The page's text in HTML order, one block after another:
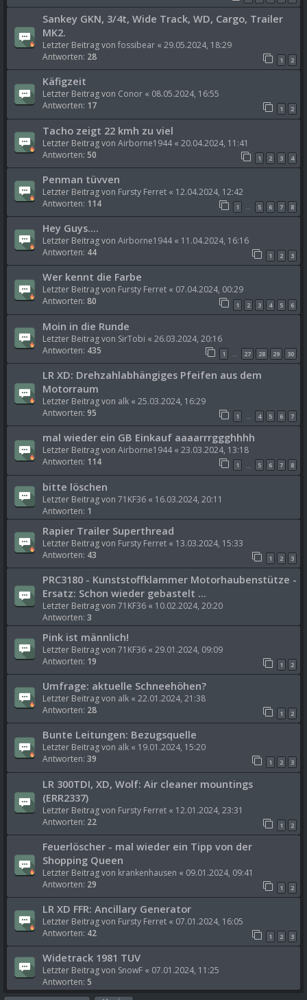
Sankey GKN, 3/4t, Wide Track, WD, Cargo, Trailer
MK2.
Letzter Beitrag von fossibear « 29.05.2024, 18:29
Antworten: 28 1 2
Käfigzeit
Letzter Beitrag von Conor « 08.05.2024, 16:55
Antworten: 17 1 2
Tacho zeigt 22 kmh zu viel
Letzter Beitrag von Airborne1944 « 20.04.2024, 11:41
Antworten: 50 1 2 3 4
Penman tüvven
Letzter Beitrag von Fursty Ferret « 12.04.2024, 12:42
Antworten: 114 1 … 5 6 7 8
Hey Guys....
Letzter Beitrag von Airborne1944 « 11.04.2024, 16:16
Antworten: 44 1 2 3
Wer kennt die Farbe
Letzter Beitrag von Fursty Ferret « 07.04.2024, 00:29
Antworten: 80 1 2 3 4 5 6
Moin in die Runde
Letzter Beitrag von SirTobi « 26.03.2024, 20:16
Antworten: 435 1 … 27 28 29 30
LR XD: Drehzahlabhängiges Pfeifen aus dem
Motorraum
Letzter Beitrag von alk « 25.03.2024, 16:29
Antworten: 95 1 … 4 5 6 7
mal wieder ein GB Einkauf aaaarrrggghhhh
Letzter Beitrag von Airborne1944 « 23.03.2024, 13:18
Antworten: 114 1 5 6 7 8
bitte löschen
Letzter Beitrag von 71KF36 « 16.03.2024, 20:11
Antworten: 1
Rapier Trailer Superthread
Letzter Beitrag von Fursty Ferret « 13.03.2024, 15:33
Antworten: 43 1 2 3
PRC3180 - Kunststoffklammer Motorhaubenstütze -
Ersatz: Schon wieder gebastelt ...
Letzter Beitrag von 71KF36 « 10.02.2024, 20:20
Antworten: 3
Pink ist männlich!
Letzter Beitrag von 71KF36 « 29.01.2024, 09:09
Antworten: 19 1 2
Umfrage: aktuelle Schneehöhen?
Letzter Beitrag von alk « 22.01.2024, 21:38
Antworten: 28 1 2
Bunte Leitungen: Bezugsquelle
Letzter Beitrag von alk « 19.01.2024, 15:20
Antworten: 39 1 2 3
LR 300TDI, XD, Wolf: Air cleaner mountings
(ERR2337)
Letzter Beitrag von Fursty Ferret « 12.01.2024, 23:31
Antworten: 22 1 2
Feuerlöscher - mal wieder ein Tipp von der
Shopping Queen
Letzter Beitrag von krankenhausen « 09.01.2024, 09:41
Antworten: 29 1 2
LR XD FFR: Ancillary Generator
Letzter Beitrag von Fursty Ferret « 07.01.2024, 16:05
Antworten: 42 1 2 3
Widetrack 1981 TUV
Letzter Beitrag von SnowF « 07.01.2024, 11:25
Antworten: 5